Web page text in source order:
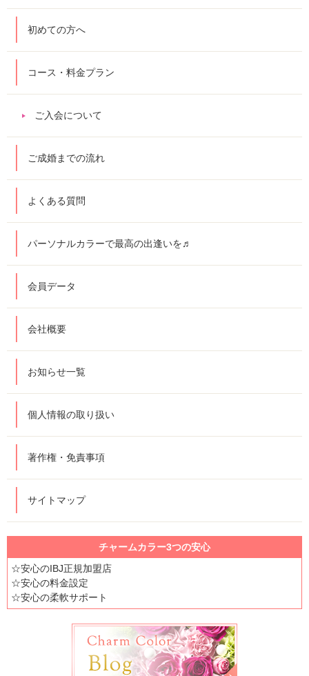
初めての方へ
コース・料金プラン
ご入会について
ご成婚までの流れ
よくある質問
パーソナルカラーで最高の出逢いを♬
会員データ
会社概要
お知らせ一覧
個人情報の取り扱い
著作権・免責事項
サイトマップ
チャームカラー3つの安心
☆安心のIBJ正規加盟店
☆安心の料金設定
☆安心の柔軟サポート